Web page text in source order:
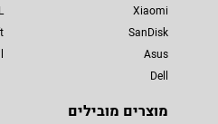
Xiaomi
SanDisk
Asus
Dell
מוצרים מובילים